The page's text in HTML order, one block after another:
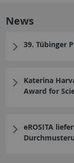
News
39. Tübinger
Katerina
Award for
eROSITA